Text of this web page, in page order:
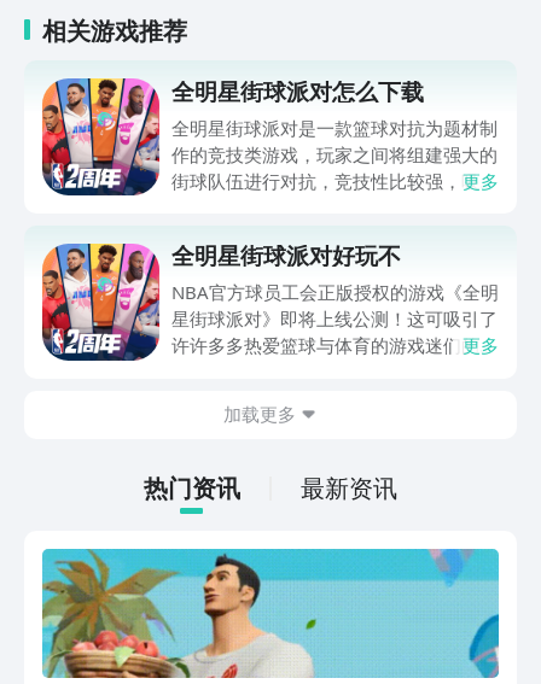
相关游戏推荐
全明星街球派对怎么下载
全明星街球派对是一款篮球对抗为题材制
作的竞技类游戏，玩家之间将组建强大的
街球队伍进行对抗，竞技性比较强，吸引
方的指定链接进行下载，该平台内还会提
供完整的攻略以及资源帮助新手们！
更多
全明星街球派对好玩不
NBA官方球员工会正版授权的游戏《全明
星街球派对》即将上线公测！这可吸引了
许许多多热爱篮球与体育的游戏迷们的热
不及的玩家们介绍全明星街球派对这款游
更多
加载更多
热门资讯 最新资讯